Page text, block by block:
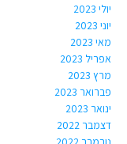
יולי 2023
יוני 2023
מאי 2023
אפריל 2023
מרץ 2023
פברואר 2023
ינואר 2023
דצמבר 2022